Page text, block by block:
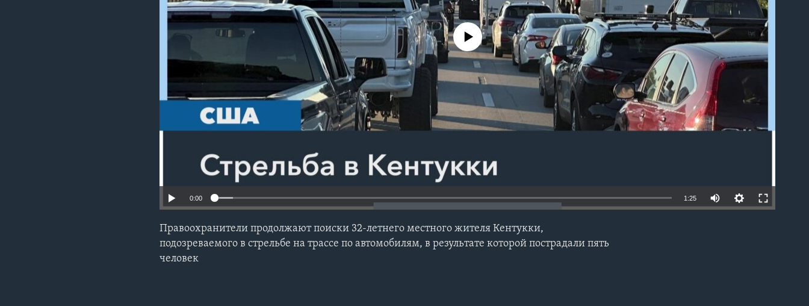
No media source currently available
0:00 1:25
Правоохранители продолжают поиски 32-летнего местного жителя Кентукки,
подозреваемого в стрельбе на трассе по автомобилям, в результате которой пострадали пять
человек